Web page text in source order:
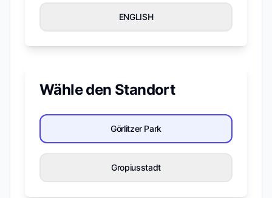
ENGLISH
Wähle den Standort
Görlitzer Park
Gropiusstadt